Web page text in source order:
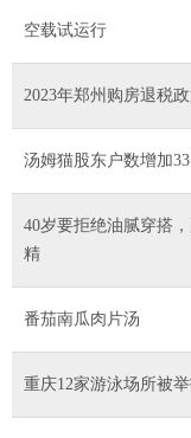
空载试运行
2023年郑州购房退税
汤姆猫股东户数增加
40岁要拒绝油腻穿搭
精
番茄南瓜肉片汤
重庆12家游泳场所被